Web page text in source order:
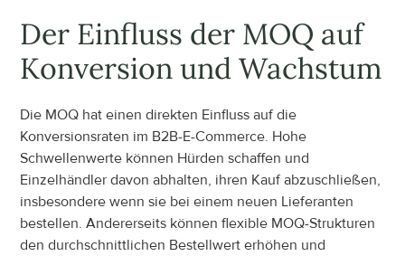
Der Einfluss der MOQ auf
Konversion und Wachstum
Die MOQ hat einen direkten Einfluss auf die
Konversionsraten im B2B-E-Commerce. Hohe
Schwellenwerte können Hürden schaffen und
Einzelhändler davon abhalten, ihren Kauf abzuschließen,
insbesondere wenn sie bei einem neuen Lieferanten
bestellen. Andererseits können flexible MOQ-Strukturen
den durchschnittlichen Bestellwert erhöhen und